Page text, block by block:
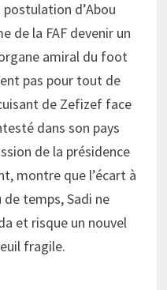
d’Abou
de la FAF devenir un
amiral du foot
pas pour tout de
de Zefizef face
dans son pays
de la présidence
montre que l’écart à
temps, Sadi ne
et risque un nouvel
fragile.